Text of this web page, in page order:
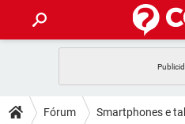
CELULAR
DICAS
Fórum Smartphones e